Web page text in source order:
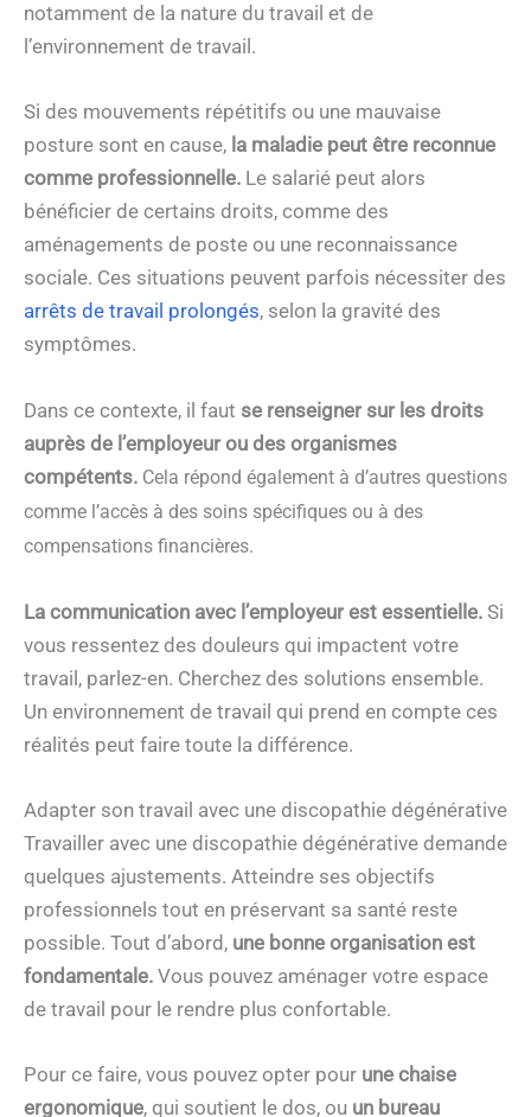
notamment de la nature du travail et de
l’environnement de travail.
Si des mouvements répétitifs ou une mauvaise
posture sont en cause, la maladie peut être reconnue
comme professionnelle. Le salarié peut alors
bénéficier de certains droits, comme des
aménagements de poste ou une reconnaissance
sociale. Ces situations peuvent parfois nécessiter des
arrêts de travail prolongés, selon la gravité des
symptômes.
Dans ce contexte, il faut se renseigner sur les droits
auprès de l’employeur ou des organismes
compétents. Cela répond également à d’autres questions
comme l’accès à des soins spécifiques ou à des
compensations financières.
La communication avec l’employeur est essentielle. Si
vous ressentez des douleurs qui impactent votre
travail, parlez-en. Cherchez des solutions ensemble.
Un environnement de travail qui prend en compte ces
réalités peut faire toute la différence.
Adapter son travail avec une discopathie dégénérative
Travailler avec une discopathie dégénérative demande
quelques ajustements. Atteindre ses objectifs
professionnels tout en préservant sa santé reste
possible. Tout d’abord, une bonne organisation est
fondamentale. Vous pouvez aménager votre espace
de travail pour le rendre plus confortable.
Pour ce faire, vous pouvez opter pour une chaise
ergonomique, qui soutient le dos, ou un bureau